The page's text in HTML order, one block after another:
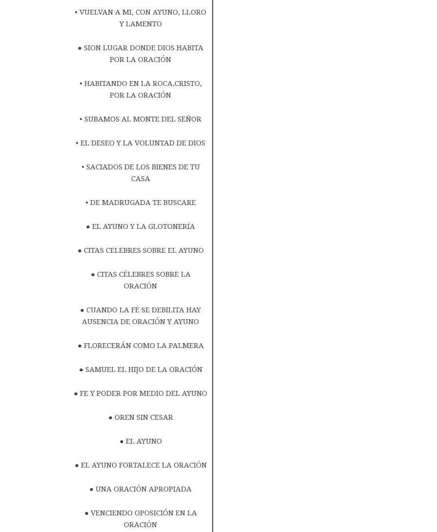
• VUELVAN A MI, CON AYUNO, LLORO
Y LAMENTO
● SION LUGAR DONDE DIOS HABITA
POR LA ORACIÓN
• HABITANDO EN LA ROCA,CRISTO,
POR LA ORACIÓN
• SUBAMOS AL MONTE DEL SEÑOR
• EL DESEO Y LA VOLUNTAD DE DIOS
• SACIADOS DE LOS BIENES DE TU
CASA
• DE MADRUGADA TE BUSCARE
● EL AYUNO Y LA GLOTONERÍA
● CITAS CELEBRES SOBRE EL AYUNO
● CITAS CÉLEBRES SOBRE LA
ORACIÓN
● CUANDO LA FÉ SE DEBILITA HAY
AUSENCIA DE ORACIÓN Y AYUNO
● FLORECERÁN COMO LA PALMERA
● SAMUEL EL HIJO DE LA ORACIÓN
● FE Y PODER POR MEDIO DEL AYUNO
● OREN SIN CESAR
● EL AYUNO
● EL AYUNO FORTALECE LA ORACIÓN
● UNA ORACIÓN APROPIADA
● VENCIENDO OPOSICIÓN EN LA
ORACIÓN